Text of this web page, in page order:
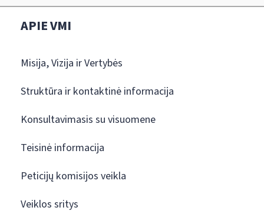
APIE VMI
Misija, Vizija ir Vertybės
Struktūra ir kontaktinė informacija
Konsultavimasis su visuomene
Teisinė informacija
Peticijų komisijos veikla
Veiklos sritys